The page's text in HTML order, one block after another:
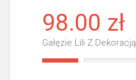
98.00 zł
Gałęzie Lili Z Dekoracją